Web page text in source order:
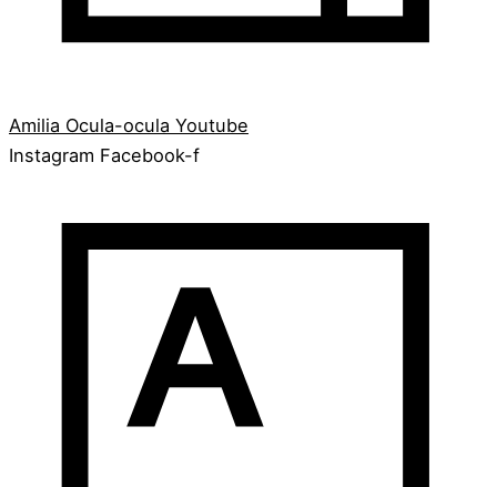
Amilia Ocula-ocula Youtube
Instagram Facebook-f